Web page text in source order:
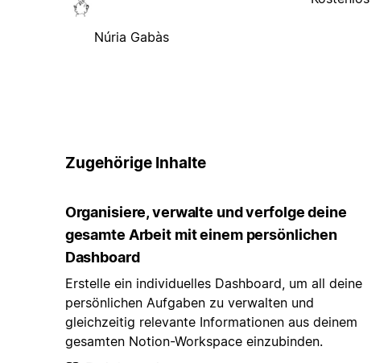
Núria Gabàs
Zugehörige Inhalte
Organisiere, verwalte und verfolge deine
gesamte Arbeit mit einem persönlichen
Dashboard
Erstelle ein individuelles Dashboard, um all deine
persönlichen Aufgaben zu verwalten und
gleichzeitig relevante Informationen aus deinem
gesamten Notion-Workspace einzubinden.